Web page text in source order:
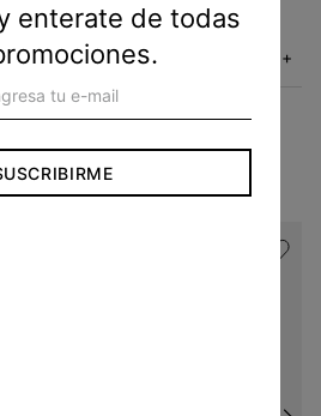
+
interesar
enterate de todas